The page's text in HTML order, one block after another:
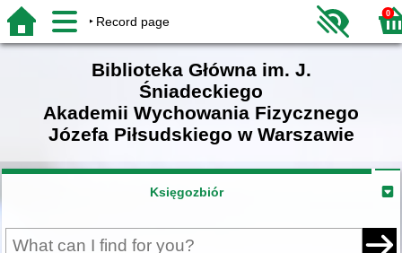
Record page
0
Biblioteka Główna im. J.
Śniadeckiego
Akademii Wychowania Fizycznego
Józefa Piłsudskiego w Warszawie
Księgozbiór